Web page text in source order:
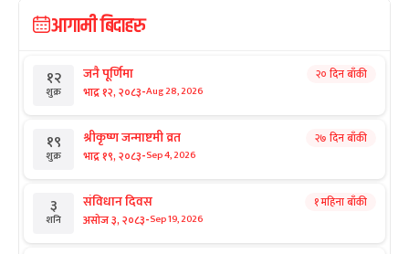
आगामी बिदाहरु
१२
शुक्र
जनै पूर्णिमा
भाद्र १२, २०८३-Aug 28, 2026
२० दिन बाँकी
१९
शुक्र
श्रीकृष्ण जन्माष्टमी व्रत
भाद्र १९, २०८३-Sep 4, 2026
२७ दिन बाँकी
३
शनि
संविधान दिवस
असोज ३, २०८३-Sep 19, 2026
१ महिना बाँकी